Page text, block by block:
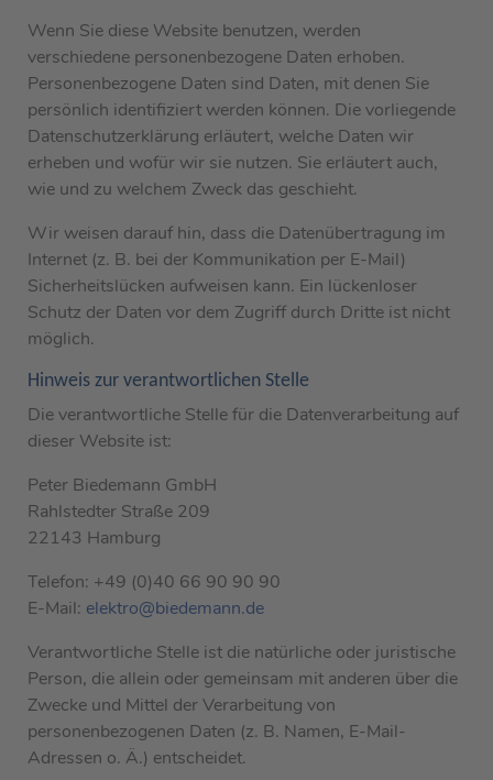
Wenn Sie diese Website benutzen, werden
verschiedene personenbezogene Daten erhoben.
Personenbezogene Daten sind Daten, mit denen Sie
persönlich identifiziert werden können. Die vorliegende
Datenschutzerklärung erläutert, welche Daten wir
erheben und wofür wir sie nutzen. Sie erläutert auch,
wie und zu welchem Zweck das geschieht.
Wir weisen darauf hin, dass die Datenübertragung im
Internet (z. B. bei der Kommunikation per E-Mail)
Sicherheitslücken aufweisen kann. Ein lückenloser
Schutz der Daten vor dem Zugriff durch Dritte ist nicht
möglich.
Hinweis zur verantwortlichen Stelle
Die verantwortliche Stelle für die Datenverarbeitung auf
dieser Website ist:
Peter Biedemann GmbH
Rahlstedter Straße 209
22143 Hamburg
Telefon: +49 (0)40 66 90 90 90
E-Mail: elektro@biedemann.de
Verantwortliche Stelle ist die natürliche oder juristische
Person, die allein oder gemeinsam mit anderen über die
Zwecke und Mittel der Verarbeitung von
personenbezogenen Daten (z. B. Namen, E-Mail-
Adressen o. Ä.) entscheidet.